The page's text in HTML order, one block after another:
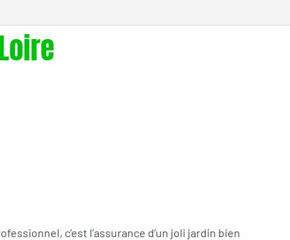
c’est l’assurance d’un joli jardin bien